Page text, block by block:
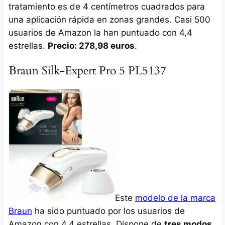
tratamiento es de 4 centímetros cuadrados para
una aplicación rápida en zonas grandes. Casi 500
usuarios de Amazon la han puntuado con 4,4
estrellas. Precio: 278,98 euros.
Braun Silk-Expert Pro 5 PL5137
Este modelo de la marca
Braun ha sido puntuado por los usuarios de